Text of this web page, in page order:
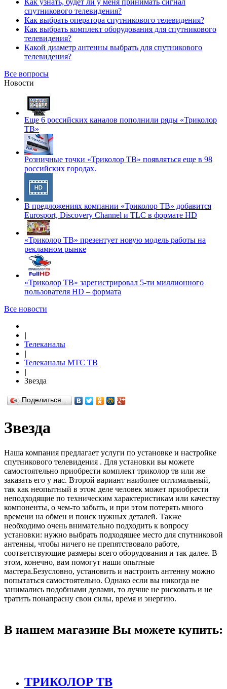
Как узнать, будет ли у меня принимать сигнал
спутникового телевидения?
Как выбрать оператора спутникового телевидения?
Как выбрать комплект оборудования для спутникового
телевидения?
Какой диаметр антенны выбрать для спутникового
телевидения?
Все вопросы
Новости
Еще 6 российских каналов пополнили ряды «Триколор
ТВ»
Розничные точки «Триколор ТВ» появляться еще в 98
российских городах.
В предложениях компании «Триколор ТВ» добавится
Eurosport, Discovery Channel и TLC в формате HD
«Триколор ТВ» презентует новую модель работы на
рекламном рынке
«Триколор ТВ» зарегистрировал 5-ти миллионного
пользователя HD – формата
Все новости
|
Телеканалы
|
Телеканалы МТС ТВ
|
Звезда
Поделиться…
Звезда
Наша компания предлагает услуги по установке и настройке
спутникового телевидения . Для установки вы можете
самостоятельно приобрести комплект триколор тв или же
заказать его у нас. Второй вариант наиболее оптимальный,
так как неопытный в этом деле человек может приобрести
неподходящие по техническим характеристикам или качеству
компоненты, о чем-то забыть, и при этом потерять много
времени на обмен и поиск нужных деталей. Также
необходимо очень внимательно подходить к вопросу
установки: нужно выбрать подходящее место для спутниковой
антенны, чтобы ничего не препятствовало работе,
соответствующие размеры всего оборудования и так далее. В
этом, конечно, вам помогут наши опытные
мастера.Безусловно, установить и настроить антенну можно
попытаться самостоятельно. Однако если вы никогда не
занимались подобными делами, то лучше не рисковать и не
тратить понапрасну свои силы, время и энергию.
В нашем магазине Вы можете купить:
ТРИКОЛОР ТВ